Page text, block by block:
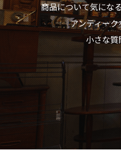
商品について気にな
アンティー
小さな